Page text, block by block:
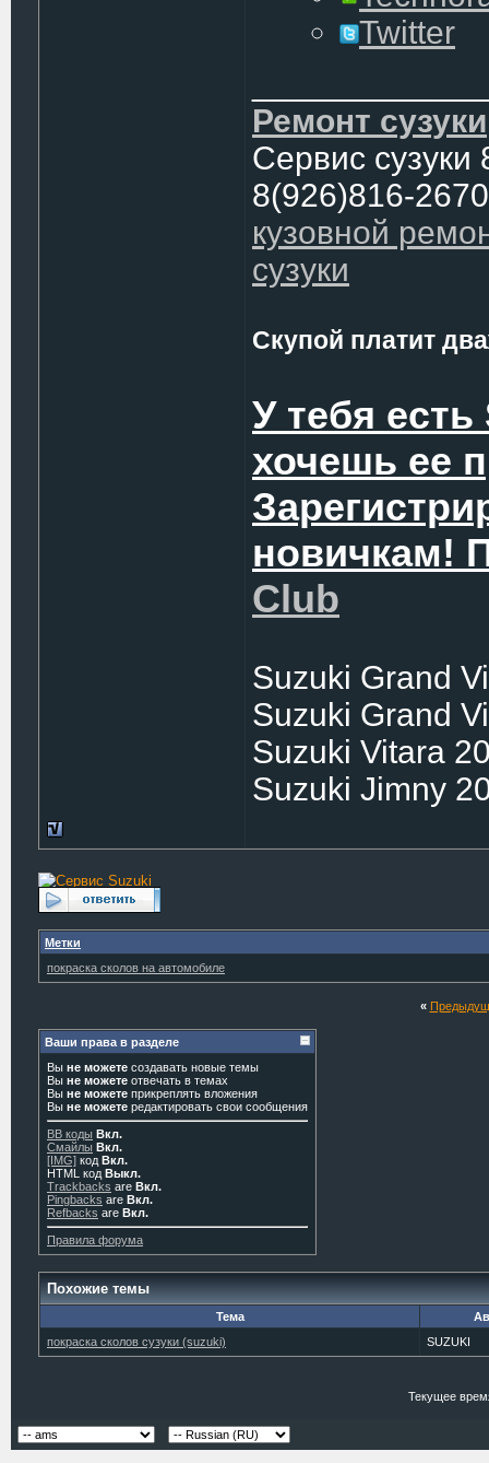
Twitter
Ремонт сузуки
Сервис сузуки
8(926)816-2670
кузовной
сузуки
Скупой платит
У тебя
хочешь ее
новичкам!
Club
Suzuki Grand
Suzuki Grand
Suzuki Vitara
Suzuki Jimny
Метки
покраска сколов на автомобиле
«
Ваши права в разделе
Вы не можете создавать новые темы
Вы не можете отвечать в темах
Вы не можете прикреплять вложения
Вы не можете редактировать свои сообщения
BB коды Вкл.
Смайлы Вкл.
[IMG] код Вкл.
HTML код Выкл.
Trackbacks are Вкл.
Pingbacks are Вкл.
Refbacks are Вкл.
Правила форума
Похожие темы
Тема
покраска сколов сузуки (suzuki)
SUZUKI
Текущее